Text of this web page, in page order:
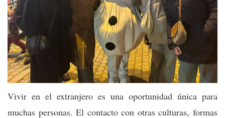
Vivir en el extranjero es una oportunidad única para
muchas personas. El contacto con otras culturas, formas